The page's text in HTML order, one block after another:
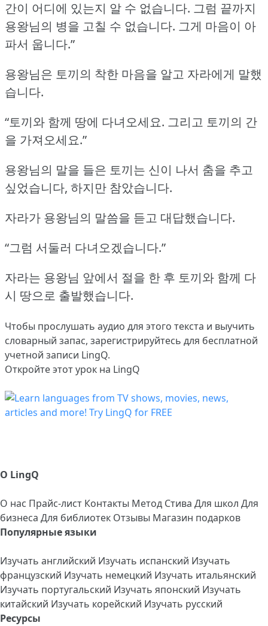
간이 어디에 있는지 알 수 없습니다. 그럼 끝까지
용왕님의 병을 고칠 수 없습니다. 그게 마음이 아
파서 웁니다.”
용왕님은 토끼의 착한 마음을 알고 자라에게 말했
습니다.
“토끼와 함께 땅에 다녀오세요. 그리고 토끼의 간
을 가져오세요.”
용왕님의 말을 들은 토끼는 신이 나서 춤을 추고
싶었습니다, 하지만 참았습니다.
자라가 용왕님의 말씀을 듣고 대답했습니다.
“그럼 서둘러 다녀오겠습니다.”
자라는 용왕님 앞에서 절을 한 후 토끼와 함께 다
시 땅으로 출발했습니다.
Чтобы прослушать аудио для этого текста и выучить
словарный запас, зарегистрируйтесь для бесплатной
учетной записи LingQ.
Откройте этот урок на LingQ
О LingQ
О нас Прайс-лист Контакты Метод Стива Для школ Для
бизнеса Для библиотек Отзывы Магазин подарков
Популярные языки
Изучать английский Изучать испанский Изучать
французский Изучать немецкий Изучать итальянский
Изучать португальский Изучать японский Изучать
китайский Изучать корейский Изучать русский
Ресурсы